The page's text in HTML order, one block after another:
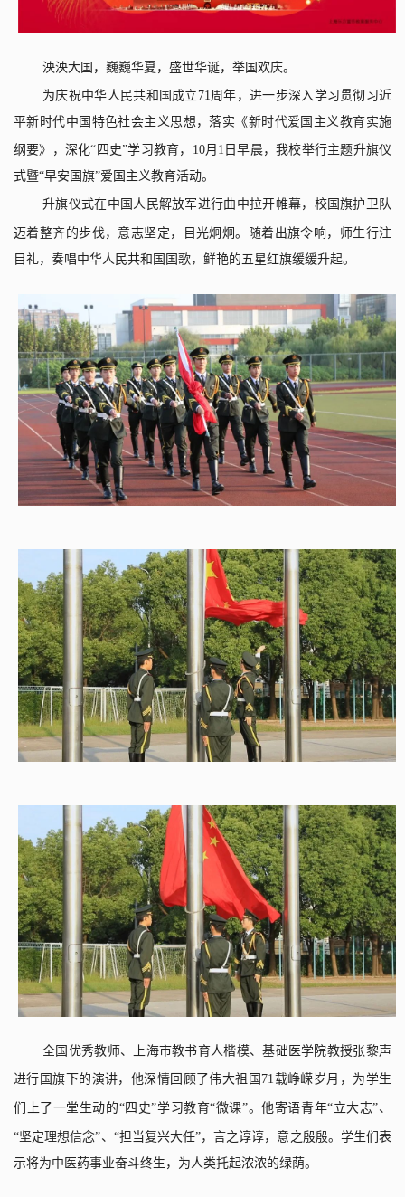
泱泱大国，巍巍华夏，盛世华诞，举国欢庆。
为庆祝中华人民共和国成立 71 周年，进一步深入学习 贯彻 习近
平新时代中国特色社会主义思想，落实《新时代爱国主义教育实施
纲要》，深化“四史”学习教育， 10月 1 日早晨，我校举行主题升旗仪
式暨“早安国旗”爱国主义教育活动。
升旗仪式在中国人民解放军进行曲中拉开帷幕， 校国旗护卫队
迈着整齐的步伐，意志坚定，目光炯炯。
随着出旗令响，师生行注
目礼，奏唱中华人民共和国国歌，鲜艳的五星红旗缓缓升起。
全国优秀教师、上海市教书育人楷模、基础医学院教授张黎声
进行国旗下的演讲，他深情回顾了伟大祖国 71载峥嵘岁月，为学生
们上了一堂生动的“四史”学习教育“微课”。他寄语青年“立大志”、
“坚定理想信念”、“担当复兴大任”，言之谆谆，意之殷殷。 学生们表
示将为中医药事业奋斗终生，为人类托起浓浓的绿荫。